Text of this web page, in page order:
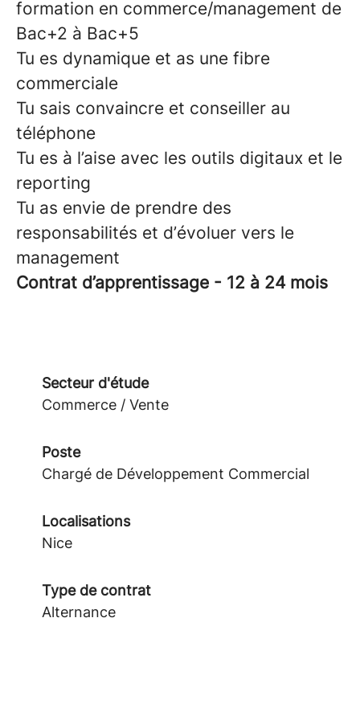
formation en commerce/management de
Bac+2 à Bac+5
Tu es dynamique et as une fibre
commerciale
Tu sais convaincre et conseiller au
téléphone
Tu es à l’aise avec les outils digitaux et le
reporting
Tu as envie de prendre des
responsabilités et d’évoluer vers le
management
Contrat d’apprentissage - 12 à 24 mois
Secteur d'étude
Commerce / Vente
Poste
Chargé de Développement Commercial
Localisations
Nice
Type de contrat
Alternance